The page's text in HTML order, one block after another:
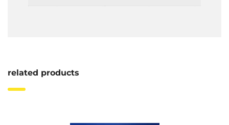
related products